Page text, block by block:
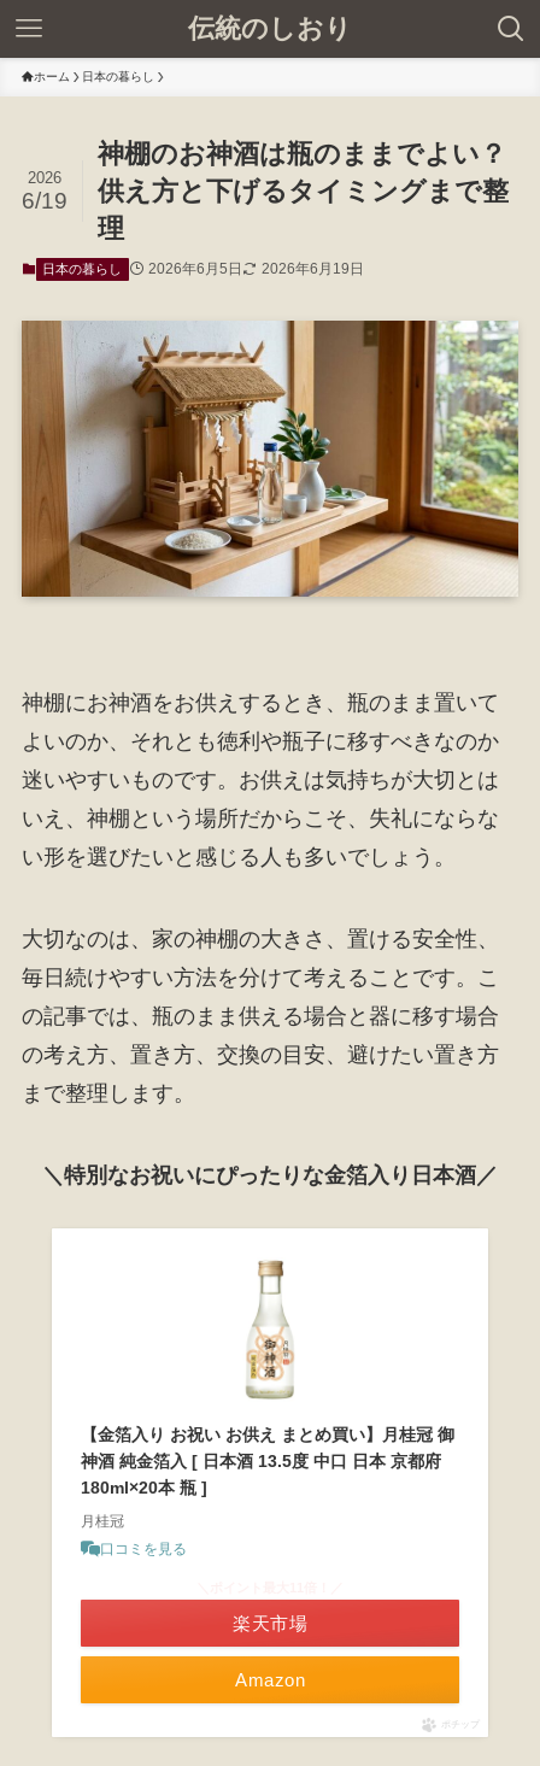
伝統のしおり
ホーム 日本の暮らし
神棚のお神酒は瓶のままでよい？
供え方と下げるタイミングまで整
理
2026
6/19
日本の暮らし 2026年6月5日 2026年6月19日
神棚にお神酒をお供えするとき、瓶のまま置いて
よいのか、それとも徳利や瓶子に移すべきなのか
迷いやすいものです。お供えは気持ちが大切とは
いえ、神棚という場所だからこそ、失礼にならな
い形を選びたいと感じる人も多いでしょう。
大切なのは、家の神棚の大きさ、置ける安全性、
毎日続けやすい方法を分けて考えることです。こ
の記事では、瓶のまま供える場合と器に移す場合
の考え方、置き方、交換の目安、避けたい置き方
まで整理します。
＼特別なお祝いにぴったりな金箔入り日本酒／
【金箔入り お祝い お供え まとめ買い】月桂冠 御
神酒 純金箔入 [ 日本酒 13.5度 中口 日本 京都府
180ml×20本 瓶 ]
月桂冠
口コミを見る
Amazon
楽天市場
ポチップ